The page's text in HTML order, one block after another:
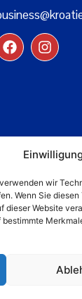
wir
Wenn Sie
dieser Website